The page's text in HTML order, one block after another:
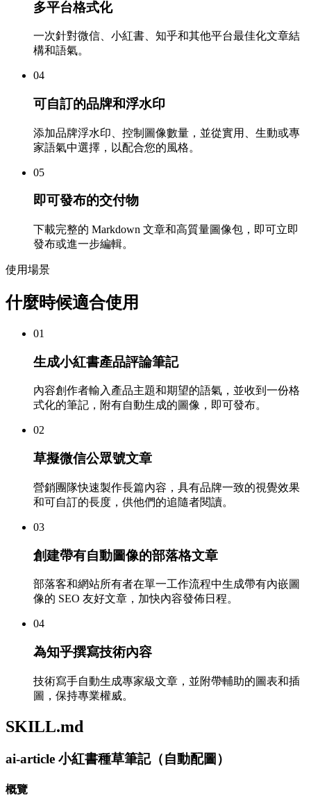
多平台格式化
一次針對微信、小紅書、知乎和其他平台最佳化文章結
構和語氣。
04
可自訂的品牌和浮水印
添加品牌浮水印、控制圖像數量，並從實用、生動或專
家語氣中選擇，以配合您的風格。
05
即可發布的交付物
下載完整的 Markdown 文章和高質量圖像包，即可立即
發布或進一步編輯。
使用場景
什麼時候適合使用
01
生成小紅書產品評論筆記
內容創作者輸入產品主題和期望的語氣，並收到一份格
式化的筆記，附有自動生成的圖像，即可發布。
02
草擬微信公眾號文章
營銷團隊快速製作長篇內容，具有品牌一致的視覺效果
和可自訂的長度，供他們的追隨者閱讀。
03
創建帶有自動圖像的部落格文章
部落客和網站所有者在單一工作流程中生成帶有內嵌圖
像的 SEO 友好文章，加快內容發佈日程。
04
為知乎撰寫技術內容
技術寫手自動生成專家級文章，並附帶輔助的圖表和插
圖，保持專業權威。
SKILL.md
ai-article 小紅書種草筆記（自動配圖）
概覽